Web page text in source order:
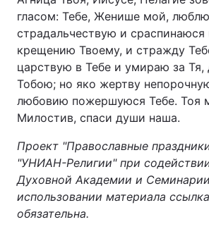
гласом: Тебе, Женише мой,
страдальчествую и сраспинаюся
крещению Твоему, и стражду
царствую в Тебе и умираю за Тя,
Тобою; но яко жертву
любовию пожершуюся Тебе. Тоя
Милостив, спаси души наша.
Проект "Православные
"УНИАН-Религии" при
Духовной Академии и
использовании материала
обязательна.